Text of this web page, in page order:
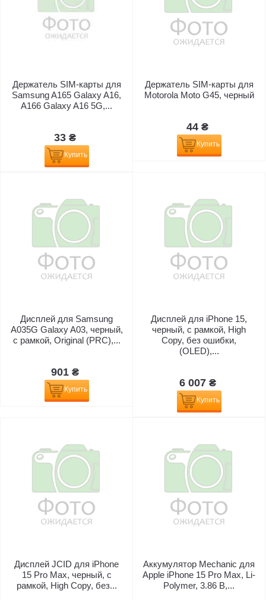
Держатель SIM-карты для
Samsung A165 Galaxy A16,
A166 Galaxy A16 5G,...
33 ₴
Купить
Держатель SIM-карты для
Motorola Moto G45, черный
44 ₴
Купить
Дисплей для Samsung
A035G Galaxy A03, черный,
с рамкой, Original (PRC),...
901 ₴
Купить
Дисплей для iPhone 15,
черный, с рамкой, High
Copy, без ошибки,
(OLED),...
6 007 ₴
Купить
Дисплей JCID для iPhone
15 Pro Max, черный, с
рамкой, High Copy, без...
Аккумулятор Mechanic для
Apple iPhone 15 Pro Max, Li-
Polymer, 3.86 В,...